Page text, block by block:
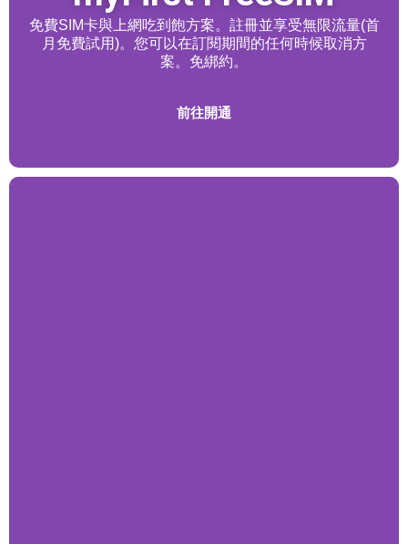
免費SIM卡與上網吃到飽方案。註冊並享受無限流量(首
月免費試用)。您可以在訂閱期間的任何時候取消方
案。免綁約。
前往開通